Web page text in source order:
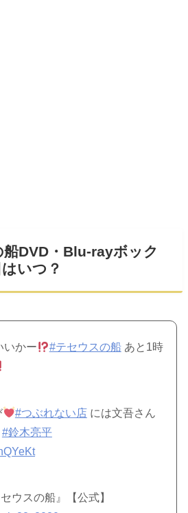
DVD・Blu-rayボック
いつ？
いかー #テセウスの船あと1時
#つぶれない店には文吾さん
#鈴木亮平
ウスの船』【公式】